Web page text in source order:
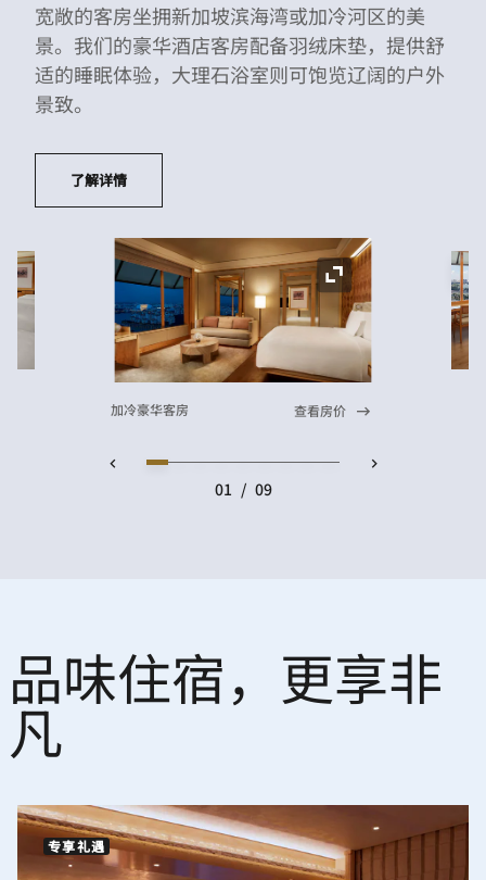
宽敞的客房坐拥新加坡滨海湾或加冷河区的美
景。我们的豪华酒店客房配备羽绒床垫，提供舒
适的睡眠体验，大理石浴室则可饱览辽阔的户外
景致。
了解详情
展开图标
加冷豪华客房 查看房价
01 / 09
品味住宿，更享非
凡
专享礼遇